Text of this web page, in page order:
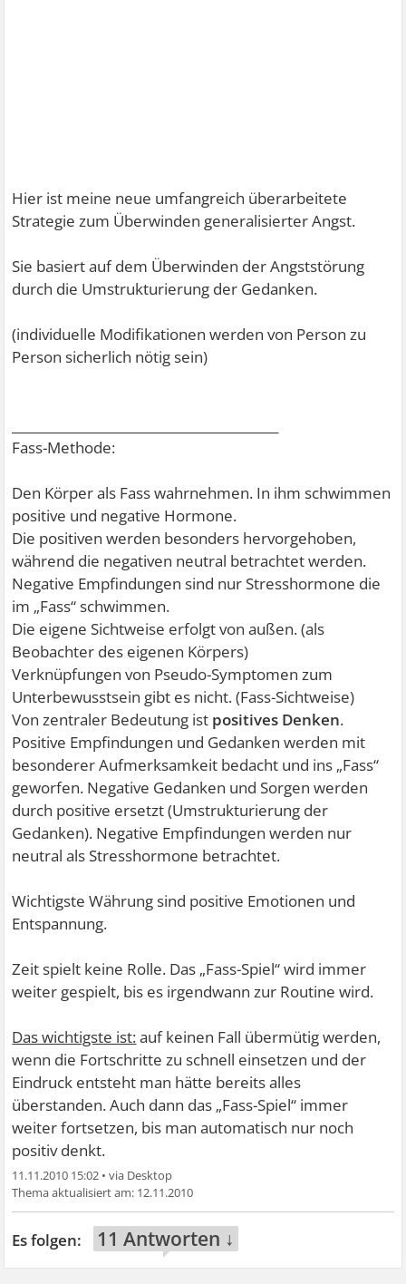
Hier ist meine neue umfangreich überarbeitete
Strategie zum Überwinden generalisierter Angst.
Sie basiert auf dem Überwinden der Angststörung
durch die Umstrukturierung der Gedanken.
(individuelle Modifikationen werden von Person zu
Person sicherlich nötig sein)
Fass-Methode:
Den Körper als Fass wahrnehmen. In ihm schwimmen
positive und negative Hormone.
Die positiven werden besonders hervorgehoben,
während die negativen neutral betrachtet werden.
Negative Empfindungen sind nur Stresshormone die
im „Fass“ schwimmen.
Die eigene Sichtweise erfolgt von außen. (als
Beobachter des eigenen Körpers)
Verknüpfungen von Pseudo-Symptomen zum
Unterbewusstsein gibt es nicht. (Fass-Sichtweise)
Von zentraler Bedeutung ist positives Denken.
Positive Empfindungen und Gedanken werden mit
besonderer Aufmerksamkeit bedacht und ins „Fass“
geworfen. Negative Gedanken und Sorgen werden
durch positive ersetzt (Umstrukturierung der
Gedanken). Negative Empfindungen werden nur
neutral als Stresshormone betrachtet.
Wichtigste Währung sind positive Emotionen und
Entspannung.
Zeit spielt keine Rolle. Das „Fass-Spiel“ wird immer
weiter gespielt, bis es irgendwann zur Routine wird.
Das wichtigste ist:auf keinen Fall übermütig werden,
wenn die Fortschritte zu schnell einsetzen und der
Eindruck entsteht man hätte bereits alles
überstanden. Auch dann das „Fass-Spiel“ immer
weiter fortsetzen, bis man automatisch nur noch
positiv denkt.
11.11.2010 15:02 •
12.11.2010
11 Antworten ↓